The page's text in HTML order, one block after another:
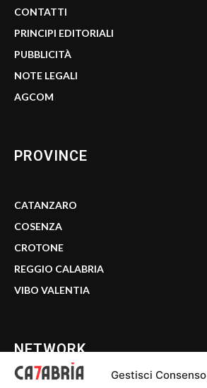
Gestisci Consenso
CONTATTI
PRINCIPI EDITORIALI
PUBBLICITÀ
NOTE LEGALI
AGCOM
PROVINCE
CATANZARO
COSENZA
CROTONE
REGGIO CALABRIA
VIBO VALENTIA
NETWORK